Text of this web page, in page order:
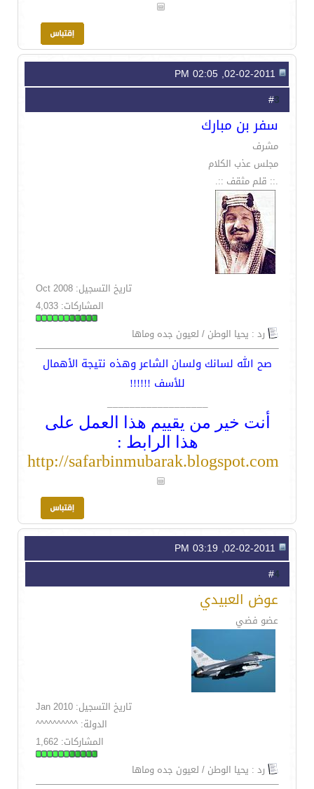
3
سفر بن مبارك
مشرف
مجلس عذب الكلام
.:: قلم مثقف ::.
تاريخ التسجيل: Oct 2008
المشاركات: 4,033
رد : يحيا الوطن / لعيون جده وماها
صح الله لسانك ولسان الشاعر وهذه نتيجة الأهمال
للأسف !!!!!!
__________________
أنت خير من يقييم هذا العمل على
هذا الرابط :
http://safarbinmubarak.blogspot.com
4
عوض العبيدي
عضو فضي
تاريخ التسجيل: Jan 2010
الدولة: ^^^^^^^^^^
المشاركات: 1,662
رد : يحيا الوطن / لعيون جده وماها